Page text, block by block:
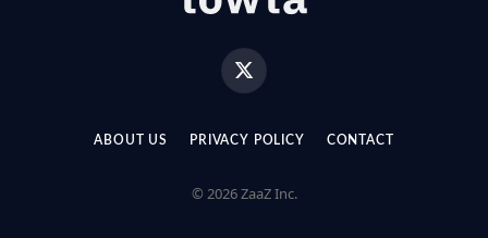
X
(Twitter)
ABOUT US PRIVACY POLICY CONTACT
© 2026 ZaaZ Inc.